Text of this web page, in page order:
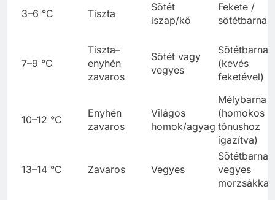
3–6 °C Tiszta
Sötét
iszap/kő
Fekete /
sötétbarna
7–9 °C
Tiszta–
enyhén
zavaros
Sötét vagy
vegyes
Sötétbarna
(kevés
feketével)
10–12 °C
Enyhén
zavaros
Világos
homok/agyag
Mélybarna
(homokos
tónushoz
igazítva)
13–14 °C Zavaros Vegyes
Sötétbarna,
vegyes
morzsákkal